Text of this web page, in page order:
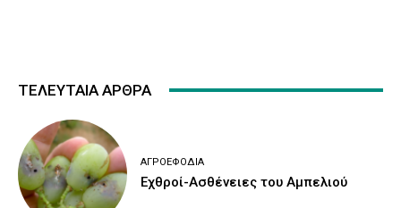
ΤΕΛΕΥΤΑΙΑ ΑΡΘΡΑ
ΑΓΡΟΕΦΌΔΙΑ
Εχθροί-Ασθένειες του Αμπελιού